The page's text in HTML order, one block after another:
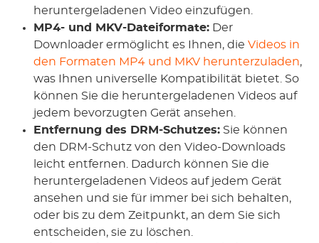
heruntergeladenen Video einzufügen.
MP4- und MKV-Dateiformate: Der
Downloader ermöglicht es Ihnen, dieVideos in
den Formaten MP4 und MKV herunterzuladen,
was Ihnen universelle Kompatibilität bietet. So
können Sie die heruntergeladenen Videos auf
jedem bevorzugten Gerät ansehen.
Entfernung des DRM-Schutzes: Sie können
den DRM-Schutz von den Video-Downloads
leicht entfernen. Dadurch können Sie die
heruntergeladenen Videos auf jedem Gerät
ansehen und sie für immer bei sich behalten,
oder bis zu dem Zeitpunkt, an dem Sie sich
entscheiden, sie zu löschen.